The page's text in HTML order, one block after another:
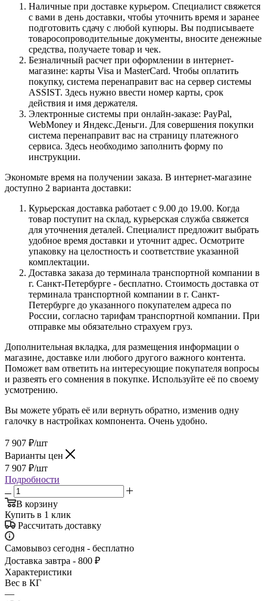
Наличные при доставке курьером. Специалист свяжется
с вами в день доставки, чтобы уточнить время и заранее
подготовить сдачу с любой купюры. Вы подписываете
товаросопроводительные документы, вносите денежные
средства, получаете товар и чек.
Безналичный расчет при оформлении в интернет-
магазине: карты Visa и MasterCard. Чтобы оплатить
покупку, система перенаправит вас на сервер системы
ASSIST. Здесь нужно ввести номер карты, срок
действия и имя держателя.
Электронные системы при онлайн-заказе: PayPal,
WebMoney и Яндекс.Деньги. Для совершения покупки
система перенаправит вас на страницу платежного
сервиса. Здесь необходимо заполнить форму по
инструкции.
Экономьте время на получении заказа. В интернет-магазине
доступно 2 варианта доставки:
Курьерская доставка работает с 9.00 до 19.00. Когда
товар поступит на склад, курьерская служба свяжется
для уточнения деталей. Специалист предложит выбрать
удобное время доставки и уточнит адрес. Осмотрите
упаковку на целостность и соответствие указанной
комплектации.
Доставка заказа до терминала транспортной компании в
г. Санкт-Петербурге - бесплатно. Стоимость доставка от
терминала транспортной компании в г. Санкт-
Петербурге до указанного покупателем адреса по
России, согласно тарифам транспортной компании. При
отправке мы обязательно страхуем груз.
Дополнительная вкладка, для размещения информации о
магазине, доставке или любого другого важного контента.
Поможет вам ответить на интересующие покупателя вопросы
и развеять его сомнения в покупке. Используйте её по своему
усмотрению.
Вы можете убрать её или вернуть обратно, изменив одну
галочку в настройках компонента. Очень удобно.
7 907 ₽/шт
Варианты цен
7 907 ₽/шт
Подробности
В корзину
Купить в 1 клик
Рассчитать доставку
Самовывоз сегодня - бесплатно
Доставка завтра - 800 ₽
Характеристики
Вес в КГ
—